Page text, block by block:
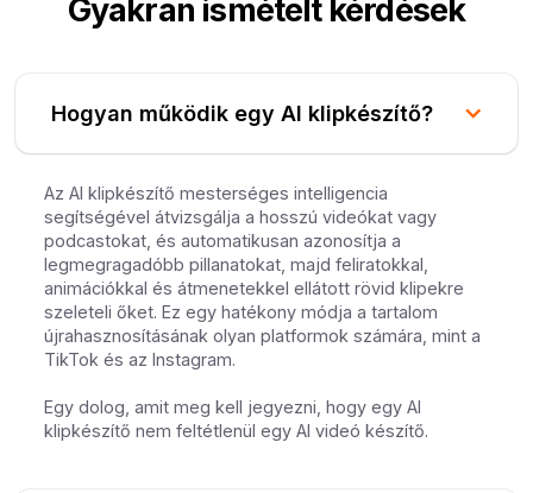
Gyakran ismételt kérdések
Hogyan működik egy AI klipkészítő?
Az AI klipkészítő mesterséges intelligencia
segítségével átvizsgálja a hosszú videókat vagy
podcastokat, és automatikusan azonosítja a
legmegragadóbb pillanatokat, majd feliratokkal,
animációkkal és átmenetekkel ellátott rövid klipekre
szeleteli őket. Ez egy hatékony módja a tartalom
újrahasznosításának olyan platformok számára, mint a
TikTok és az Instagram.
Egy dolog, amit meg kell jegyezni, hogy egy AI
klipkészítő nem feltétlenül egy AI videó készítő.